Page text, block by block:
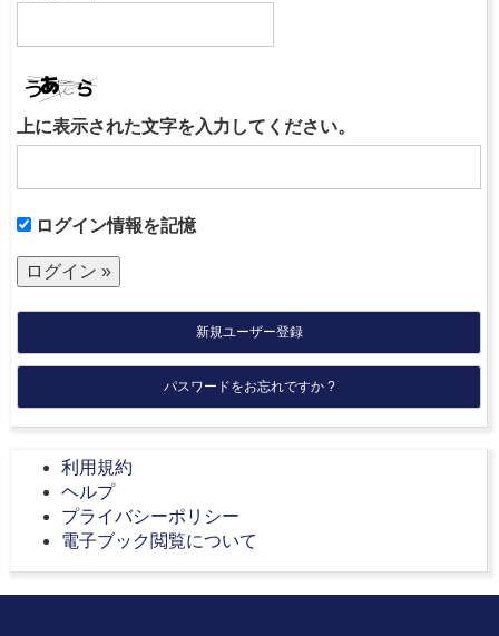
上に表示された文字を入力してください。
ログイン情報を記憶
新規ユーザー登録
パスワードをお忘れですか ?
利用規約
ヘルプ
プライバシーポリシー
電子ブック閲覧について